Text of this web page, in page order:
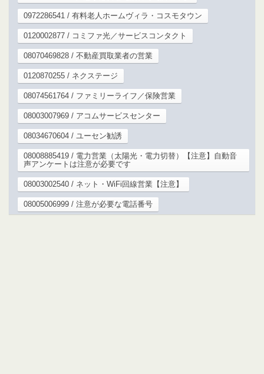
0972286541 / 有料老人ホームヴィラ・コスモタウン
0120002877 / コミファ光／サービスコンタクト
08070469828 / 不動産買取業者の営業
0120870255 / ネクステージ
08074561764 / ファミリーライフ／保険営業
08003007969 / アコムサービスセンター
08034670604 / ユーセン勧誘
08008885419 / 電力営業（太陽光・電力切替）【注意】自動音
声アンケートは注意が必要です
08003002540 / ネット・WiFi回線営業【注意】
08005006999 / 注意が必要な電話番号